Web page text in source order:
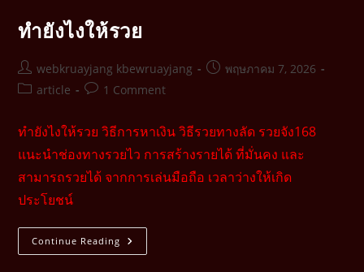
ทำยังไงให้รวย
webkruayjang kbewruayjang
พฤษภาคม 7, 2026
article
1 Comment
ทำยังไงให้รวย วิธีการหาเงิน วิธีรวยทางลัด รวยจัง168
แนะนำช่องทางรวยไว การสร้างรายได้ ที่มั่นคง และ
สามารถรวยได้ จากการเล่นมือถือ เวลาว่างให้เกิด
ประโยชน์
Continue Reading